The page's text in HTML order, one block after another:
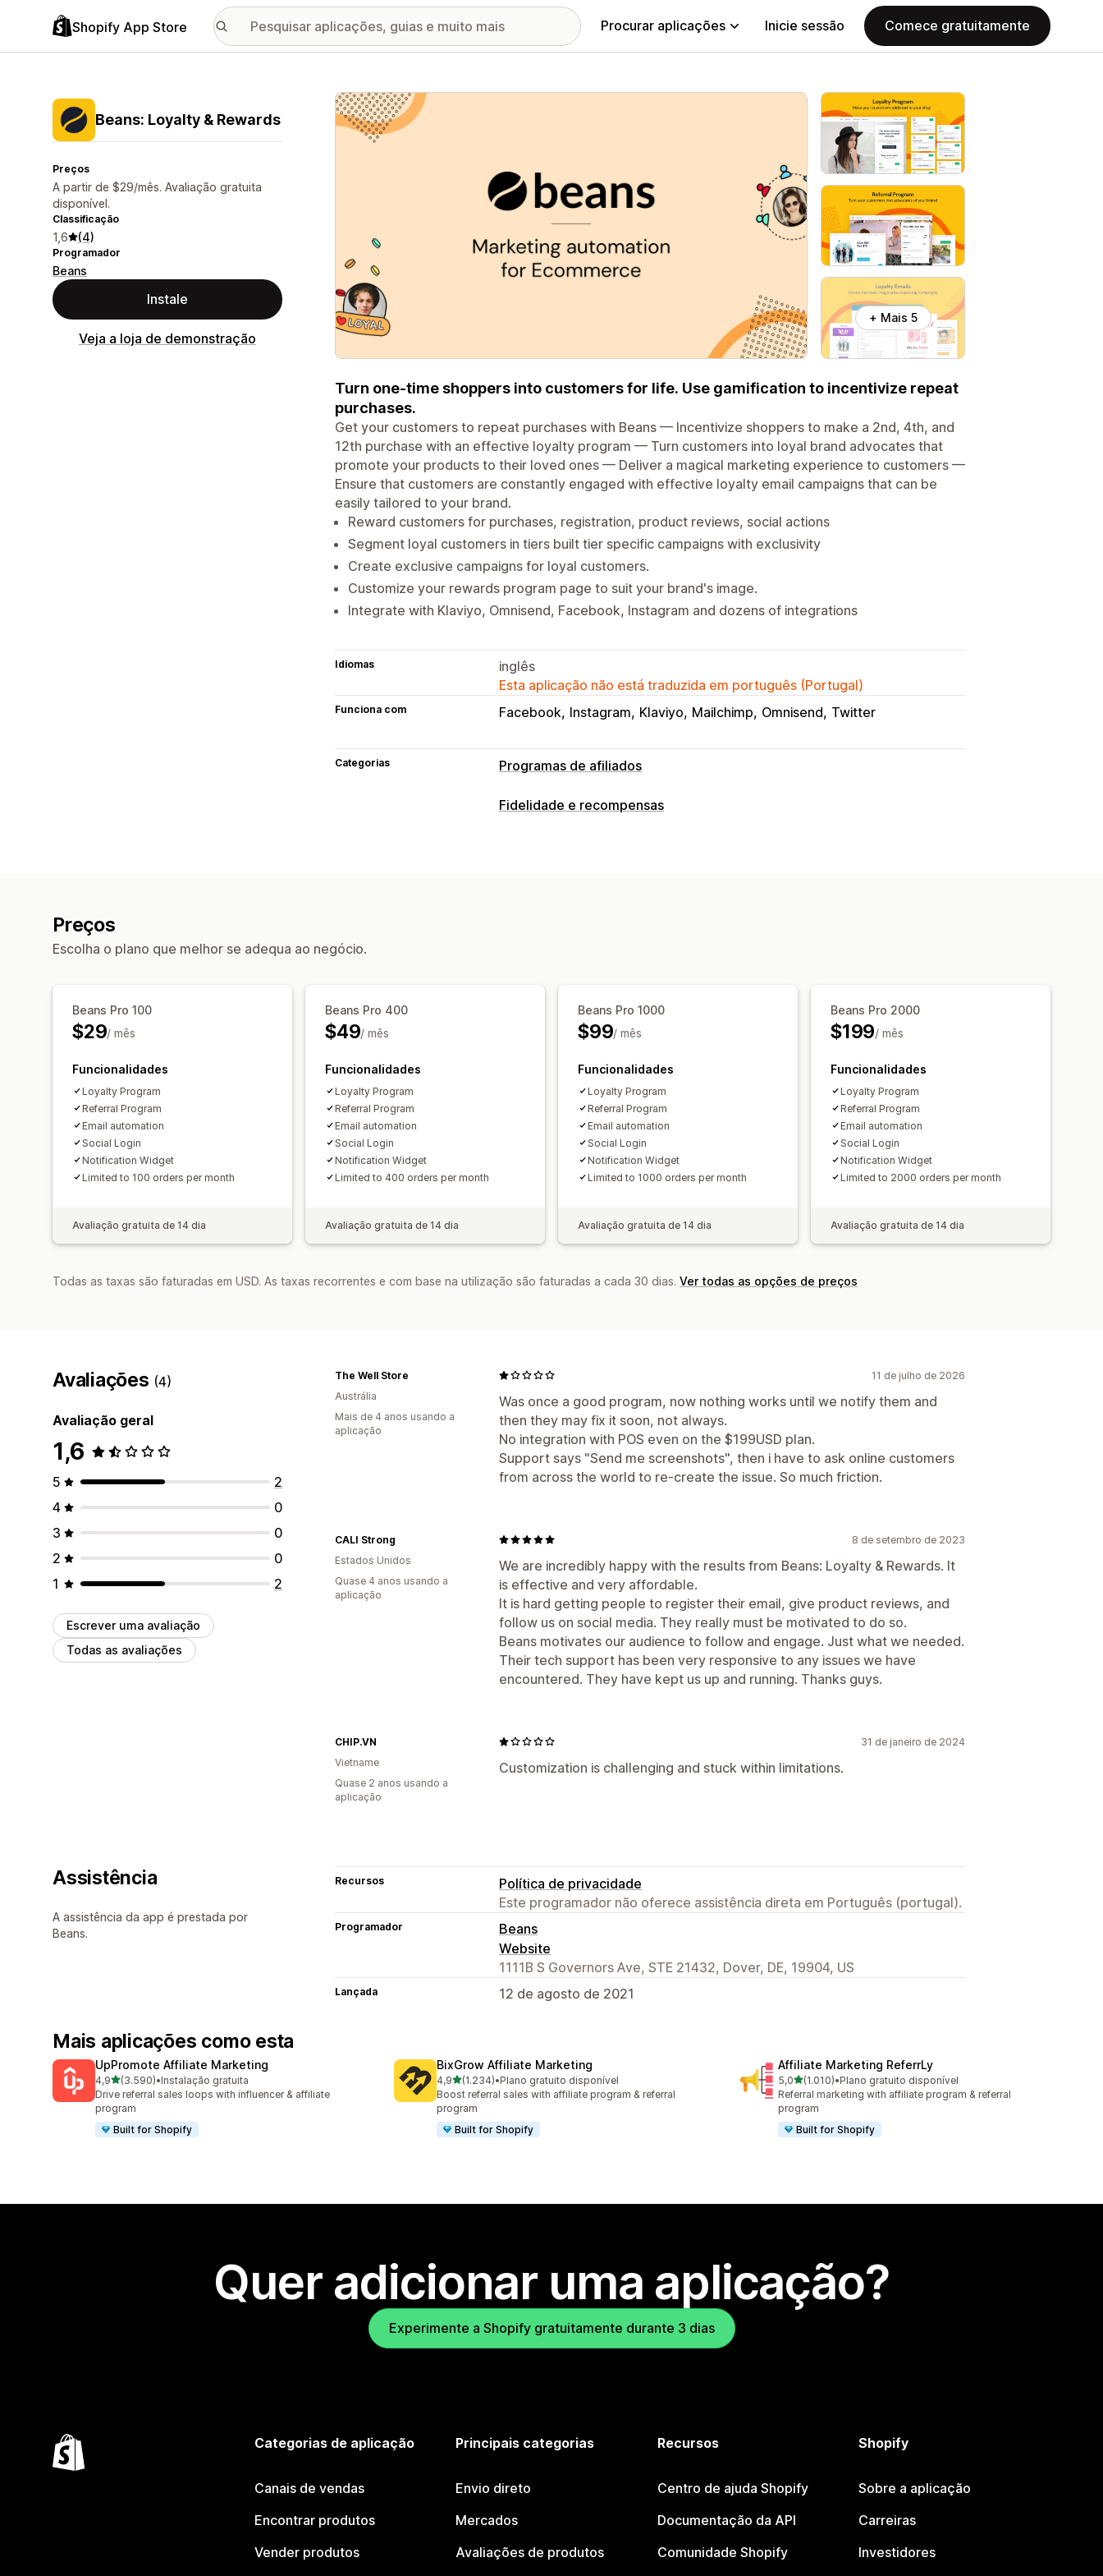
Shopify App Store Procurar aplicações Inicie sessão Comece gratuitamente
Beans: Loyalty & Rewards
Preços
A partir de $29/mês. Avaliação gratuita
disponível.
Classificação
1,6 (4)
Programador
Beans
Instale
Veja a loja de demonstração
Galeria de imagens em destaque
+ Mais 5
Turn one-time shoppers into customers for life. Use gamification to incentivize repeat
purchases.
Get your customers to repeat purchases with Beans — Incentivize shoppers to make a 2nd, 4th, and
12th purchase with an effective loyalty program — Turn customers into loyal brand advocates that
promote your products to their loved ones — Deliver a magical marketing experience to customers —
Ensure that customers are constantly engaged with effective loyalty email campaigns that can be
easily tailored to your brand.
Reward customers for purchases, registration, product reviews, social actions
Segment loyal customers in tiers built tier specific campaigns with exclusivity
Create exclusive campaigns for loyal customers.
Customize your rewards program page to suit your brand's image.
Integrate with Klaviyo, Omnisend, Facebook, Instagram and dozens of integrations
Idiomas
inglês
Esta aplicação não está traduzida em português (Portugal)
Funciona com Facebook Instagram Klaviyo Mailchimp Omnisend Twitter
Categorias Programas de afiliados
Fidelidade e recompensas
Preços
Escolha o plano que melhor se adequa ao negócio.
Beans Pro 100
$29/ mês
Funcionalidades
Loyalty Program
Referral Program
Email automation
Social Login
Notification Widget
Limited to 100 orders per month
Avaliação gratuita de 14 dia
Beans Pro 400
$49/ mês
Funcionalidades
Loyalty Program
Referral Program
Email automation
Social Login
Notification Widget
Limited to 400 orders per month
Avaliação gratuita de 14 dia
Beans Pro 1000
$99/ mês
Funcionalidades
Loyalty Program
Referral Program
Email automation
Social Login
Notification Widget
Limited to 1000 orders per month
Avaliação gratuita de 14 dia
Beans Pro 2000
$199/ mês
Funcionalidades
Loyalty Program
Referral Program
Email automation
Social Login
Notification Widget
Limited to 2000 orders per month
Avaliação gratuita de 14 dia
Todas as taxas são faturadas em USD. As taxas recorrentes e com base na utilização são faturadas a cada 30 dias. Ver todas as opções de preços
Avaliações (4)
Avaliação geral
1,6
5
2
4
0
3
0
2
0
1
2
Escrever uma avaliação
Todas as avaliações
11 de julho de 2026
Was once a good program, now nothing works until we notify them and
then they may fix it soon, not always.
No integration with POS even on the $199USD plan.
Support says "Send me screenshots", then i have to ask online customers
from across the world to re-create the issue. So much friction.
The Well Store
Austrália
Mais de 4 anos usando a
aplicação
8 de setembro de 2023
We are incredibly happy with the results from Beans: Loyalty & Rewards. It
is effective and very affordable.
It is hard getting people to register their email, give product reviews, and
follow us on social media. They really must be motivated to do so.
Beans motivates our audience to follow and engage. Just what we needed.
Their tech support has been very responsive to any issues we have
encountered. They have kept us up and running. Thanks guys.
CALI Strong
Estados Unidos
Quase 4 anos usando a
aplicação
31 de janeiro de 2024
Customization is challenging and stuck within limitations.
CHIP.VN
Vietname
Quase 2 anos usando a
aplicação
Assistência
A assistência da app é prestada por
Beans.
Recursos
Política de privacidade
Este programador não oferece assistência direta em Português (portugal).
Programador
Beans
Website
1111B S Governors Ave, STE 21432, Dover, DE, 19904, US
Lançada 12 de agosto de 2021
Mais aplicações como esta
UpPromote Affiliate Marketing
4,9de 5 estrelas
(3.590)
3590 total de avaliações
•Instalação gratuita
Drive referral sales loops with influencer & affiliate
program
Built for Shopify
BixGrow Affiliate Marketing
4,9de 5 estrelas
(1.234)
1234 total de avaliações
•Plano gratuito disponível
Boost referral sales with affiliate program & referral
program
Built for Shopify
Affiliate Marketing ReferrLy
5,0de 5 estrelas
(1.010)
1010 total de avaliações
•Plano gratuito disponível
Referral marketing with affiliate program & referral
program
Built for Shopify
Quer adicionar uma aplicação?
Experimente a Shopify gratuitamente durante 3 dias
Categorias de aplicação
Canais de vendas
Encontrar produtos
Vender produtos
Principais categorias
Envio direto
Mercados
Avaliações de produtos
Recursos
Centro de ajuda Shopify
Documentação da API
Comunidade Shopify
Shopify
Sobre a aplicação
Carreiras
Investidores